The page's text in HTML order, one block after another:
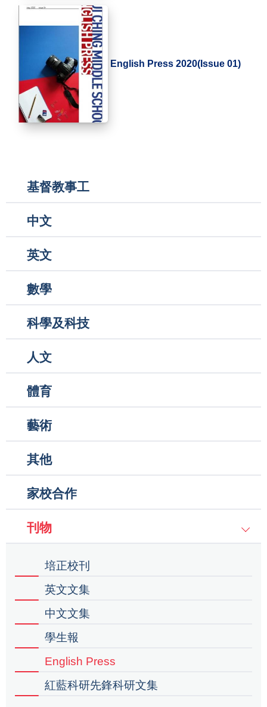
English Press 2020(Issue 01)
Main
navigation
基督教事工
中文
英文
數學
科學及科技
人文
體育
藝術
其他
家校合作
刊物
培正校刊
英文文集
中文文集
學生報
English Press
紅藍科研先鋒科研文集